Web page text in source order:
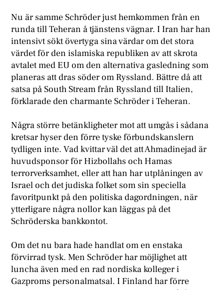
Nu är samme Schröder just hemkommen från en
runda till Teheran å tjänstens vägnar. I Iran har han
intensivt sökt övertyga sina värdar om det stora
värdet för den islamiska republiken av att skrota
avtalet med EU om den alternativa gasledning som
planeras att dras söder om Ryssland. Bättre då att
satsa på South Stream från Ryssland till Italien,
förklarade den charmante Schröder i Teheran.
Några större betänkligheter mot att umgås i sådana
kretsar hyser den förre tyske förbundskanslern
tydligen inte. Vad kvittar väl det att Ahmadinejad är
huvudsponsor för Hizbollahs och Hamas
terrorverksamhet, eller att han har utplåningen av
Israel och det judiska folket som sin speciella
favoritpunkt på den politiska dagordningen, när
ytterligare några nollor kan läggas på det
Schröderska bankkontot.
Om det nu bara hade handlat om en enstaka
förvirrad tysk. Men Schröder har möjlighet att
luncha även med en rad nordiska kolleger i
Gazproms personalmatsal. I Finland har förre